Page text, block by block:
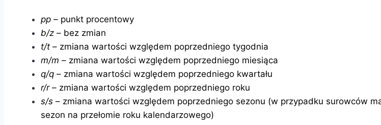
pp – punkt procentowy
b/z – bez zmian
t/t – zmiana wartości względem poprzedniego tygodnia
m/m – zmiana wartości względem poprzedniego miesiąca
q/q – zmiana wartości względem poprzedniego kwartału
r/r– zmiana wartości względem poprzedniego roku
s/s – zmiana wartości względem poprzedniego sezonu (w przypadku surowców
sezon na przełomie roku kalendarzowego)